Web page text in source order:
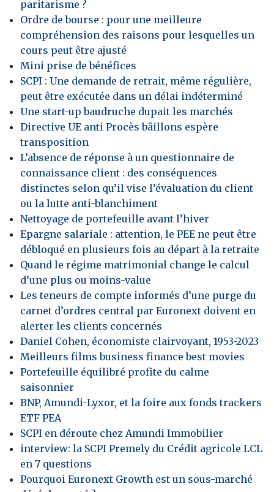
paritarisme ?
Ordre de bourse : pour une meilleure
compréhension des raisons pour lesquelles un
cours peut être ajusté
Mini prise de bénéfices
SCPI : Une demande de retrait, même régulière,
peut être exécutée dans un délai indéterminé
Une start-up baudruche dupait les marchés
Directive UE anti Procès bâillons espère
transposition
L’absence de réponse à un questionnaire de
connaissance client : des conséquences
distinctes selon qu’il vise l’évaluation du client
ou la lutte anti-blanchiment
Nettoyage de portefeuille avant l’hiver
Epargne salariale : attention, le PEE ne peut être
débloqué en plusieurs fois au départ à la retraite
Quand le régime matrimonial change le calcul
d’une plus ou moins-value
Les teneurs de compte informés d’une purge du
carnet d’ordres central par Euronext doivent en
alerter les clients concernés
Daniel Cohen, économiste clairvoyant, 1953-2023
Meilleurs films business finance best movies
Portefeuille équilibré profite du calme
saisonnier
BNP, Amundi-Lyxor, et la foire aux fonds trackers
ETF PEA
SCPI en déroute chez Amundi Immobilier
interview: la SCPI Premely du Crédit agricole LCL
en 7 questions
Pourquoi Euronext Growth est un sous-marché